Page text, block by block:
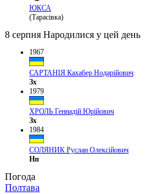
ЮКСА
(Тарасівка)
8 серпня Народилися у цей день
1967
САРТАНІЯ Кахабер Нодарійович
Зх
1979
ХРОЛЬ Геннадій Юрійович
Зх
1984
СОЛЯНИК Руслан Олексійович
Нп
Погода
Полтава